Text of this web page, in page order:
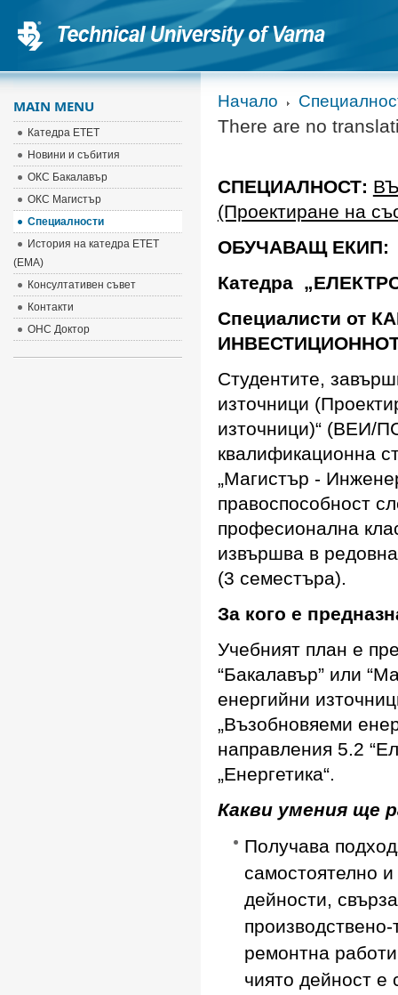
Начало
There are no
СПЕЦИАЛНОСТ:
(Проектиране на
ОБУЧАВАЩ ЕКИП:
Катедра
Специалисти от
Студентите,
източници
източници)“ (ВЕИ/
квалификационна
„Магистър -
правоспособност
професионална
извършва в
(3 семестъра).
За кого е
Учебният план е
“Бакалавър” или
енергийни
„Възобновяеми
направления 5.2
„Енергетика“.
Какви умения ще
Получава
самостоятелно
дейности,
ремонтна
чиято дейност е
MAIN MENU
Катедра ЕТЕТ
Новини и събития
ОКС Бакалавър
ОКС Магистър
Специалности
История на катедра ЕТЕТ
(EMA)
Консултативен съвет
Контакти
ОНС Доктор